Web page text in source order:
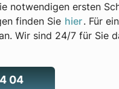
notwendigen ersten
finden Sie hier. Für
Wir sind 24/7 für Sie
04